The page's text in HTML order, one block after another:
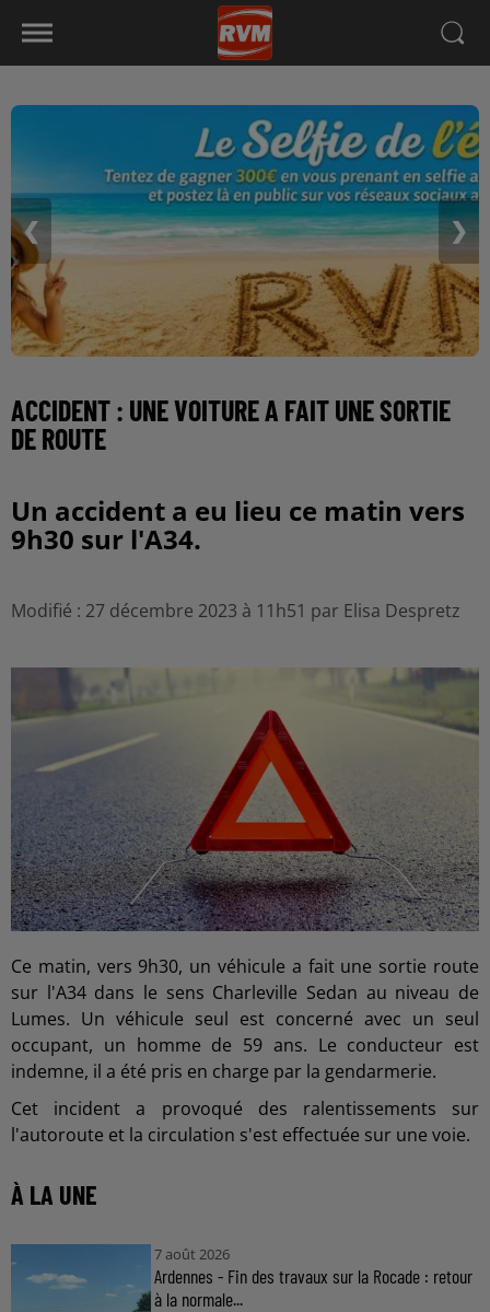
❮ ❯
ACCIDENT : UNE VOITURE A FAIT UNE SORTIE
DE ROUTE
Un accident a eu lieu ce matin vers
9h30 sur l'A34.
Modifié : 27 décembre 2023 à 11h51 par Elisa Despretz
Ce matin, vers 9h30, un véhicule a fait une sortie route
sur l'A34 dans le sens Charleville Sedan au niveau de
Lumes. Un véhicule seul est concerné avec un seul
occupant, un homme de 59 ans. Le conducteur est
indemne, il a été pris en charge par la gendarmerie.
Cet incident a provoqué des ralentissements sur
l'autoroute et la circulation s'est effectuée sur une voie.
À LA UNE
7 août 2026
Ardennes - Fin des travaux sur la Rocade : retour
à la normale...